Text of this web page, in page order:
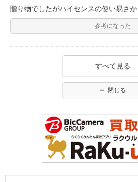
贈り物でしたがハイセンスの使い易さか
参考になった
すべて見る
閉じる